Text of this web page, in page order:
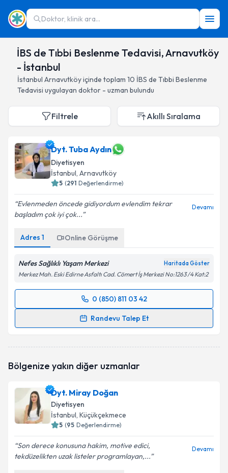
Doktor, klinik ara...
İBS de Tıbbi Beslenme Tedavisi, Arnavutköy
- İstanbul
İstanbul Arnavutköyiçinde toplam 10 İBS de Tıbbi Beslenme
Tedavisi uygulayan doktor - uzman bulundu
Filtrele Akıllı Sıralama
Dyt. Tuba Aydın
Diyetisyen
İstanbul, Arnavutköy
5 (291 Değerlendirme)
Evlenmeden öncede gidiyordum evlendim tekrar
başladım çok iyi çok...
Devamı
Adres 1 Online Görüşme
Nefes Sağlıklı Yaşam Merkezi Haritada Göster
Merkez Mah. Eski Edirne Asfaltı Cad. Cömert İş Merkezi No:1263 /4 Kat:2
0 (850) 811 03 42
Randevu Talep Et
Randevu Takvimi Talebi
Size bu uzmandan randevu almanız için bir takvim
Kişisel verilerimin işlenmesine ilişkin
Metni'ni okudum ve kişisel verilerimin belirtilen
kapsamda işlenmesini kabul ediyorum.
Bölgenize yakın diğer uzmanlar
Dyt. Miray Doğan
Diyetisyen
İstanbul, Küçükçekmece
5 (95 Değerlendirme)
Son derece konusuna hakim, motive edici,
tekdüzelikten uzak listeler programlayan,...
Devamı